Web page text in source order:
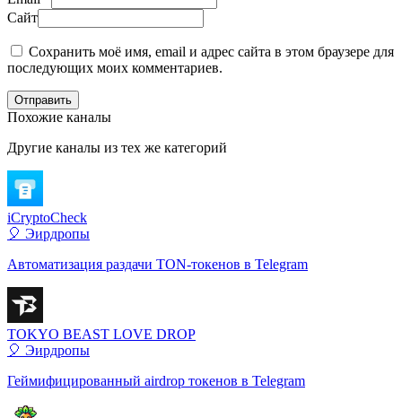
Сайт
Сохранить моё имя, email и адрес сайта в этом браузере для
последующих моих комментариев.
Отправить
Похожие каналы
Другие каналы из тех же категорий
iCryptoCheck
🎈 Эирдропы
Автоматизация раздачи TON-токенов в Telegram
TOKYO BEAST LOVE DROP
🎈 Эирдропы
Геймифицированный airdrop токенов в Telegram